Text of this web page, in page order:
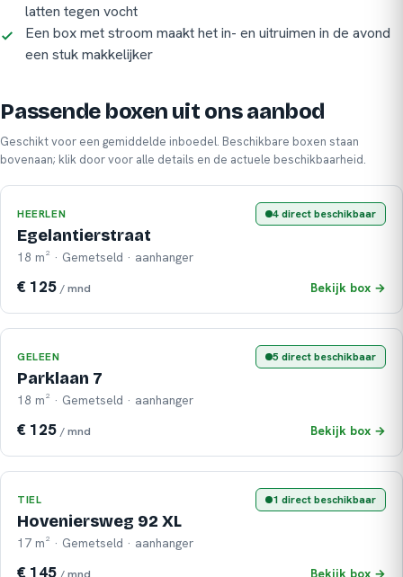
latten tegen vocht
Een box met stroom maakt het in- en uitruimen in de avond
een stuk makkelijker
Passende boxen uit ons aanbod
Geschikt voor een gemiddelde inboedel. Beschikbare boxen staan
bovenaan; klik door voor alle details en de actuele beschikbaarheid.
HEERLEN
Egelantierstraat
4 direct beschikbaar
18 m² · Gemetseld · aanhanger
€ 125 / mnd Bekijk box →
GELEEN
Parklaan 7
5 direct beschikbaar
18 m² · Gemetseld · aanhanger
€ 125 / mnd Bekijk box →
TIEL
Hoveniersweg 92 XL
1 direct beschikbaar
17 m² · Gemetseld · aanhanger
€ 145 / mnd Bekijk box →